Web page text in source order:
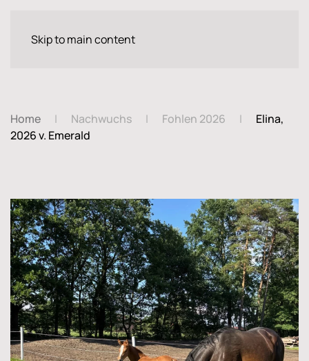
Skip to main content
Home Nachwuchs Fohlen 2026
Elina,
2026 v. Emerald